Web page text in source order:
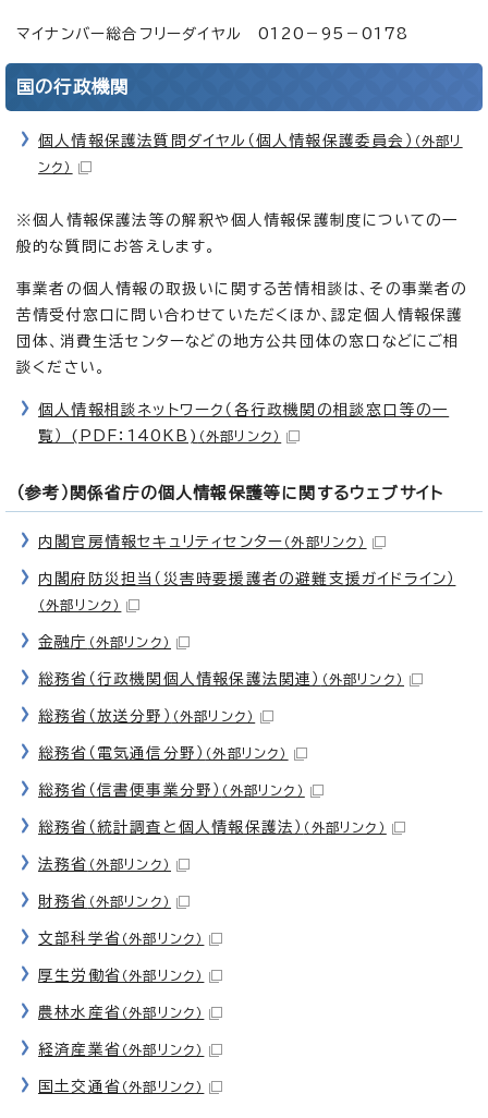
マイナンバー総合フリーダイヤル 0120－95－0178
国の行政機関
個人情報保護法質問ダイヤル（個人情報保護委員会） （外部リ
ンク）
※個人情報保護法等の解釈や個人情報保護制度についての一
般的な質問にお答えします。
事業者の個人情報の取扱いに関する苦情相談は、その事業者の
苦情受付窓口に問い合わせていただくほか、認定個人情報保護
団体、消費生活センターなどの地方公共団体の窓口などにご相
談ください。
個人情報相談ネットワーク（各行政機関の相談窓口等の一
覧） (PDF：140KB) （外部リンク）
（参考）関係省庁の個人情報保護等に関するウェブサイト
内閣官房情報セキュリティセンター （外部リンク）
内閣府防災担当（災害時要援護者の避難支援ガイドライン）
（外部リンク）
金融庁 （外部リンク）
総務省（行政機関個人情報保護法関連） （外部リンク）
総務省（放送分野） （外部リンク）
総務省（電気通信分野） （外部リンク）
総務省（信書便事業分野） （外部リンク）
総務省（統計調査と個人情報保護法） （外部リンク）
法務省 （外部リンク）
財務省 （外部リンク）
文部科学省 （外部リンク）
厚生労働省 （外部リンク）
農林水産省 （外部リンク）
経済産業省 （外部リンク）
国土交通省 （外部リンク）